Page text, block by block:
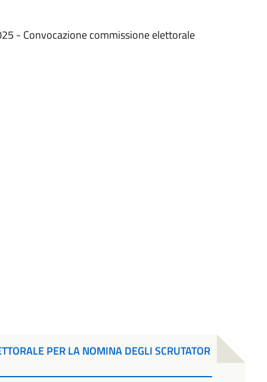
- Convocazione commissione elettorale
PER LA NOMINA DEGLI SCRUTATOR